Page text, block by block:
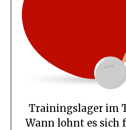
Trainingslager im
Wann lohnt es sich